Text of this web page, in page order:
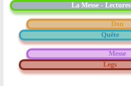
La Messe - Lectures
Don
Quête
Messe
Legs